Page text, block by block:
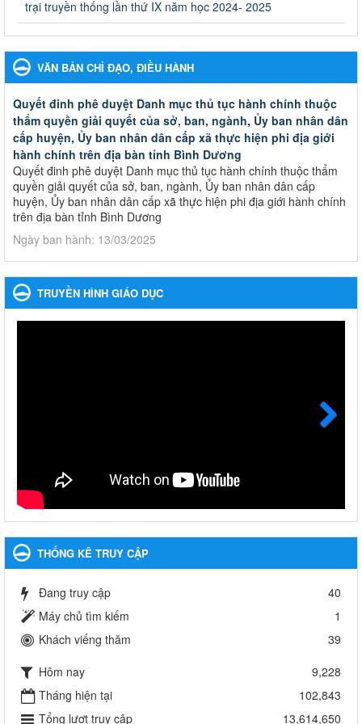
trại truyền thống lần thứ IX năm học 2024- 2025
VĂN BẢN CHỈ ĐẠO, ĐIỀU HÀNH
Quyết đinh phê duyệt Danh mục thủ tục hành chính thuộc
thẩm quyền giải quyết của sở, ban, ngành, Ủy ban nhân dân
cấp huyện, Ủy ban nhân dân cấp xã thực hiện phi địa giới
hành chính trên địa bàn tỉnh Bình Dương
Quyết đinh phê duyệt Danh mục thủ tục hành chính thuộc thẩm
quyền giải quyết của sở, ban, ngành, Ủy ban nhân dân cấp
huyện, Ủy ban nhân dân cấp xã thực hiện phi địa giới hành chính
trên địa bàn tỉnh Bình Dương
Ngày ban hành: 13/03/2025
Giáo dục và Đào tạo thành phố Bến Cát
Kế hoạch Phổ biến, giáo dục pháp luật năm 2025 của ngành
Giáo dục và Đào tạo thành phố Bến Cát
giáo dục khác thuộc thẩm quyền giải quyết của Sở Giáo dục
khác thuộc thẩm quyền giải quyết của Sở Giáo dục và Đào tạo,
Ủy ban nhân dân cấp huyện
Ngày ban hành: 30/09/2024
Hướng dẫn thực hiện nhiệm vụ giáo dục tiểu học năm học
2024-2025
2025
Ngày ban hành: 26/09/2024
Tổ chức các hoạt động hè cho học sinh năm 2024
Tổ chức các hoạt động hè cho học sinh năm 2024
Ngày ban hành: 24/05/2024
Tổ chức phong trào trồng cây xanh trong ngành Giáo dục
TRUYỀN HÌNH GIÁO DỤC
THỐNG KÊ TRUY CẬP
Đang truy cập
40
Máy chủ tìm kiếm
1
Khách viếng thăm
39
Hôm nay
9,228
Tháng hiện tại
102,843
Tổng lượt truy cập
13,614,650